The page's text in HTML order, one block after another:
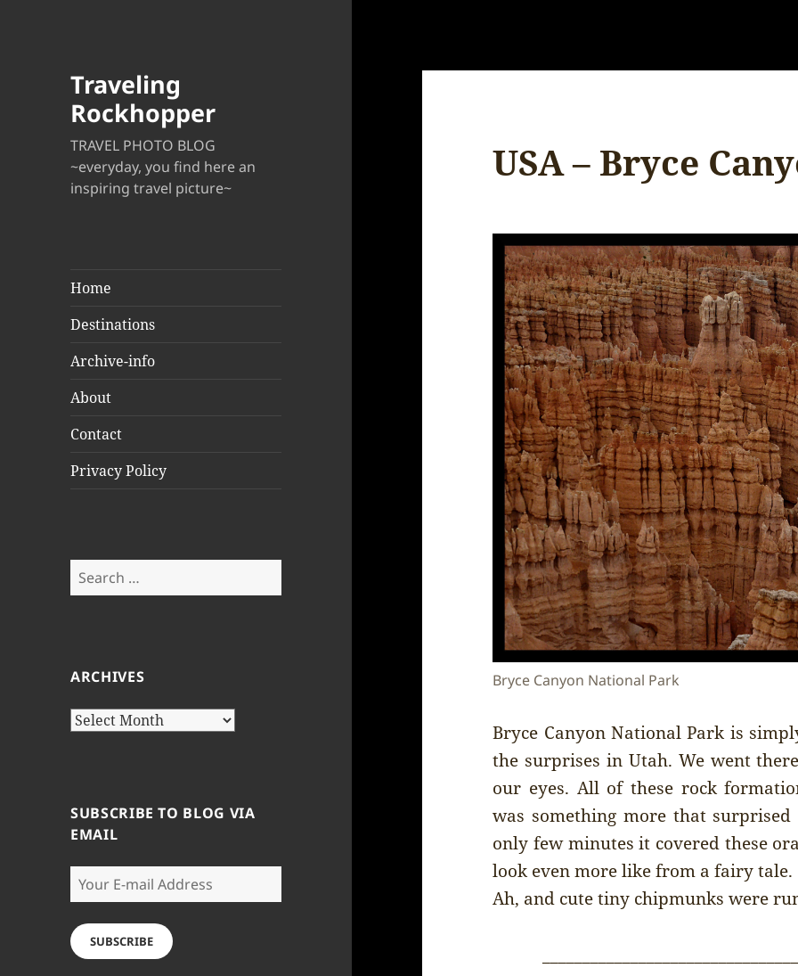
Traveling
Rockhopper
TRAVEL PHOTO BLOG
~everyday, you find here an
inspiring travel picture~
Home
Destinations
Archive-info
About
Contact
Privacy Policy
Search
for:
ARCHIVES
Archives
SUBSCRIBE TO BLOG VIA
EMAIL
Your
E-
mail
Address
SUBSCRIBE
USA – Bryce
Bryce Canyon National Park
Bryce Canyon National Park is
the surprises in Utah. We went
our eyes. All of these rock
was something more that
only few minutes it covered these
look even more like from a fairy tale.
Ah, and cute tiny chipmunks were